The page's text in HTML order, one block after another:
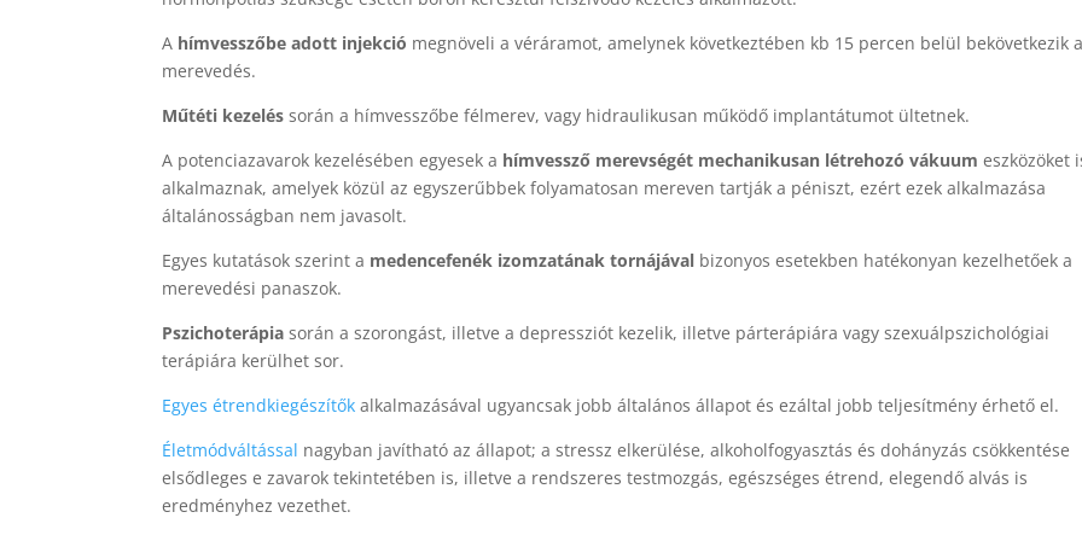
A hímvesszőbe adott injekció megnöveli a véráramot, amelynek következtében kb 15 percen belül bekövetkezik
merevedés.
Műtéti kezelés során a hímvesszőbe félmerev, vagy hidraulikusan működő implantátumot ültetnek.
A potenciazavarok kezelésében egyesek a hímvessző merevségét mechanikusan létrehozó vákuum eszközöket
alkalmaznak, amelyek közül az egyszerűbbek folyamatosan mereven tartják a péniszt, ezért ezek alkalmazása
általánosságban nem javasolt.
Egyes kutatások szerint a medencefenék izomzatának tornájával bizonyos esetekben hatékonyan kezelhetőek a
merevedési panaszok.
Pszichoterápia során a szorongást, illetve a depressziót kezelik, illetve párterápiára vagy szexuálpszichológiai
terápiára kerülhet sor.
Egyes étrendkiegészítők alkalmazásával ugyancsak jobb általános állapot és ezáltal jobb teljesítmény érhető el.
Életmódváltással nagyban javítható az állapot; a stressz elkerülése, alkoholfogyasztás és dohányzás csökkentése
elsődleges e zavarok tekintetében is, illetve a rendszeres testmozgás, egészséges étrend, elegendő alvás is
eredményhez vezethet.